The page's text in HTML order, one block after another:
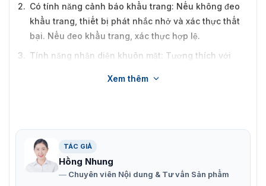
Có tính năng cảnh báo khẩu trang: Nếu không đeo
khẩu trang, thiết bị phát nhắc nhở và xác thực thất
bại. Nếu đeo khẩu trang, xác thực hợp lệ.
Tính năng nhận diện khuôn mặt: Tương thích với
Xác minh bằng Invisible light, hỗ trợ xác minh ngay
cả trong trời tối.
Khoảng cách nhận dạng khuôn mặt 0.3-3m
Xem thêm
TÁC GIẢ
Hồng Nhung
Chuyên viên Nội dung & Tư vấn Sản phẩm